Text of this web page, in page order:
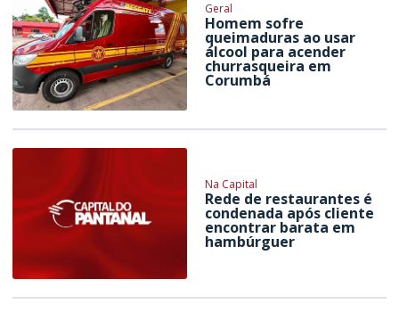
Geral
Homem sofre
queimaduras ao usar
álcool para acender
churrasqueira em
Corumbá
Na Capital
Rede de restaurantes é
condenada após cliente
encontrar barata em
hambúrguer